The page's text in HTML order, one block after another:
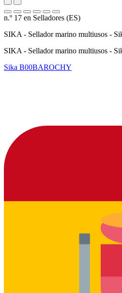
n.º 17 en Selladores (ES)
SIKA - Sellador marino multiusos -
SIKA - Sellador marino multiusos -
Sika B00BAROCHY